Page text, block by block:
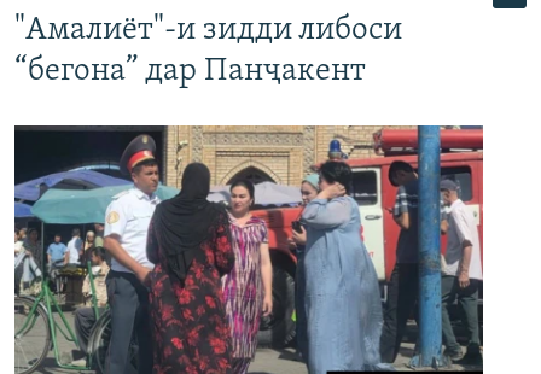
"Амалиёт"-и зидди либоси
“бегона” дар Панҷакент